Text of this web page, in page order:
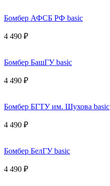
Бомбер АФСБ РФ basic
4 490 ₽
Бомбер БашГУ basic
4 490 ₽
Бомбер БГТУ им. Шухова basic
4 490 ₽
Бомбер БелГУ basic
4 490 ₽